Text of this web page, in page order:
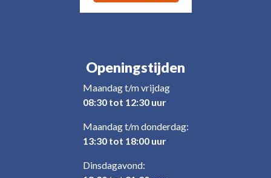
Openingstijden
Maandag t/m vrijdag
08:30 tot 12:30 uur
Maandag t/m donderdag:
13:30 tot 18:00 uur
Dinsdagavond: